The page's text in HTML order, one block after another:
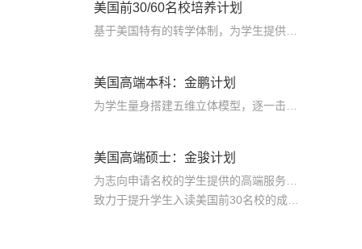
美国前30/60名校培养计划
美国高端本科：金鹏计划
美国高端硕士：金骏计划